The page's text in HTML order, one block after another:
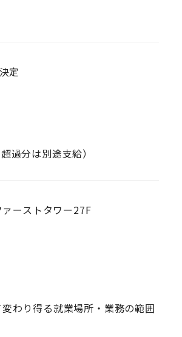
定
過分は別途支給）
ーストタワー27F
わり得る就業場所・業務の範囲